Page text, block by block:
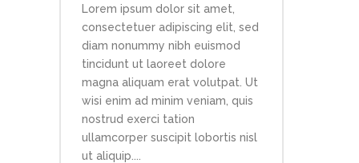
Lorem ipsum dolor sit amet,
consectetuer adipiscing elit, sed
diam nonummy nibh euismod
tincidunt ut laoreet dolore
magna aliquam erat volutpat. Ut
wisi enim ad minim veniam, quis
nostrud exerci tation
ullamcorper suscipit lobortis nisl
ut aliquip....